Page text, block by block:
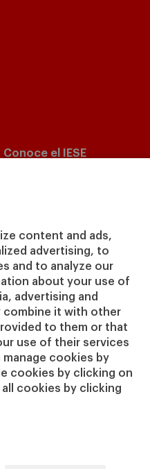
content and ads,
advertising, to
and to analyze our
about your use of
advertising and
combine it with other
to them or that
use of their services
manage cookies by
cookies by clicking on
cookies by clicking
Conoce el IESE
Nuestro impacto
Colabora con el IESE
Servicios
Biblioteca
Canal de Compliance
Capellanía
IESE Shop
Jobs @IESE
Préstamos y becas